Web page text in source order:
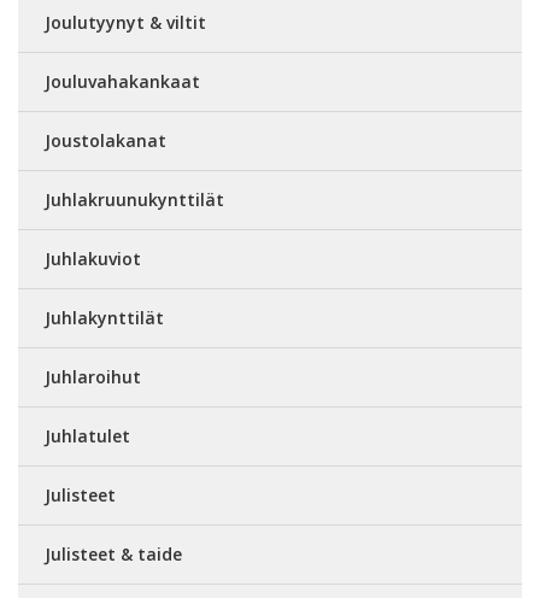
Joulutyynyt & viltit
Jouluvahakankaat
Joustolakanat
Juhlakruunukynttilät
Juhlakuviot
Juhlakynttilät
Juhlaroihut
Juhlatulet
Julisteet
Julisteet & taide